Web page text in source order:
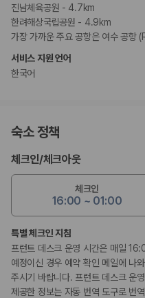
진남체육공원 - 4.7km
한려해상국립공원 - 4.9km
가장 가까운 주요 공항은 여수 공항
서비스 지원 언어
한국어
숙소 정책
체크인/체크아웃
체크인
16:00 ~ 01:00
특별 체크인 지침
프런트 데스크 운영 시간은 매일
예정이신 경우 예약 확인 메일에 나
주시기 바랍니다. 프런트 데스크 운
제공한 정보는 자동 번역 도구로 번